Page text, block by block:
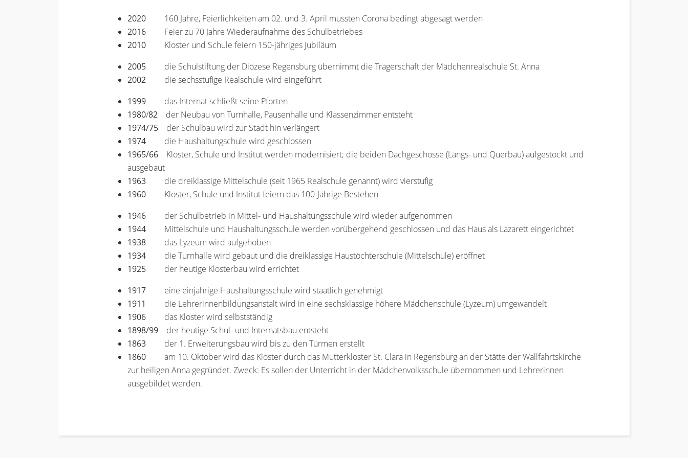
2020
160 Jahre, Feierlichkeiten am 02. und 3. April mussten Corona bedingt abgesagt werden
2016 Feier zu 70 Jahre Wiederaufnahme des Schulbetriebes
2010 Kloster und Schule feiern 150-jähriges Jubiläum
2005 die Schulstiftung der Diözese Regensburg übernimmt die Trägerschaft der Mädchenrealschule St. Anna
2002 die sechsstufige Realschule wird eingeführt
1999 das Internat schließt seine Pforten
1980/82 der Neubau von Turnhalle, Pausenhalle und Klassenzimmer entsteht
1974/75 der Schulbau wird zur Stadt hin verlängert
1974 die Haushaltungschule wird geschlossen
1965/66 Kloster, Schule und Institut werden modernisiert; die beiden Dachgeschosse (Längs- und Querbau) aufgestockt und
ausgebaut
1963 die dreiklassige Mittelschule (seit 1965 Realschule genannt) wird vierstufig
1960 Kloster, Schule und Institut feiern das 100-Jährige Bestehen
1946 der Schulbetrieb in Mittel- und Haushaltungsschule wird wieder aufgenommen
1944 Mittelschule und Haushaltungsschule werden vorübergehend geschlossen und das Haus als Lazarett eingerichtet
1938 das Lyzeum wird aufgehoben
1934 die Turnhalle wird gebaut und die dreiklassige Haustöchterschule (Mittelschule) eröffnet
1925 der heutige Klosterbau wird errichtet
1917 eine einjährige Haushaltungsschule wird staatlich genehmigt
1911 die Lehrerinnenbildungsanstalt wird in eine sechsklassige höhere Mädchenschule (Lyzeum) umgewandelt
1906 das Kloster wird selbstständig
1898/99 der heutige Schul- und Internatsbau entsteht
1863 der 1. Erweiterungsbau wird bis zu den Türmen erstellt
1860
am 10. Oktober wird das Kloster durch das Mutterkloster St. Clara in Regensburg an der Stätte der Wallfahrtskirche
zur heiligen Anna gegründet. Zweck: Es sollen der Unterricht in der Mädchenvolksschule übernommen und Lehrerinnen
ausgebildet werden.